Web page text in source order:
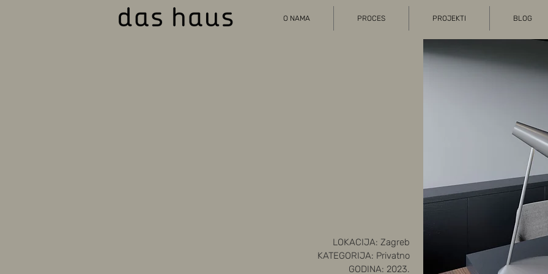
O NAMA PROCES PROJEKTI BLOG
LOKACIJA: Zagreb
KATEGORIJA: Privatno
GODINA: 2023.